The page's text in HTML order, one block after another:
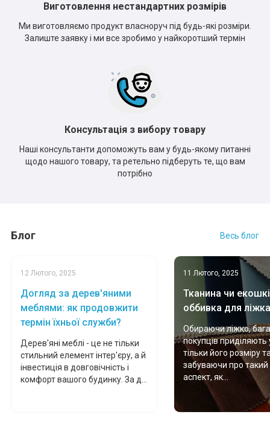
Виготовлення нестандартних розмірів
Ми виготовляємо продукт власноруч під будь-які розміри.
Залиште заявку і ми все зробимо у найкоротший термін
Консультація з вибору товару
Наші консультанти допоможуть вам у будь-якому питанні
щодо нашого товару, та ретельно підберуть те, що вам
потрібно
Блог Весь блог
12 Лютого, 2025
Догляд за дерев'яними
меблями: як продовжити
термін їхньої служби?
Дерев'яні меблі - це не тільки
стильний елемент інтер'єру, а й
інвестиція в довговічність і
комфорт вашого будинку. За д...
11 Лютого, 2025
Тканина чи
оббивка для
Обираючи ліжко,
покупців приділяють
тільки його розміру
забуваючи про
аспект, як...